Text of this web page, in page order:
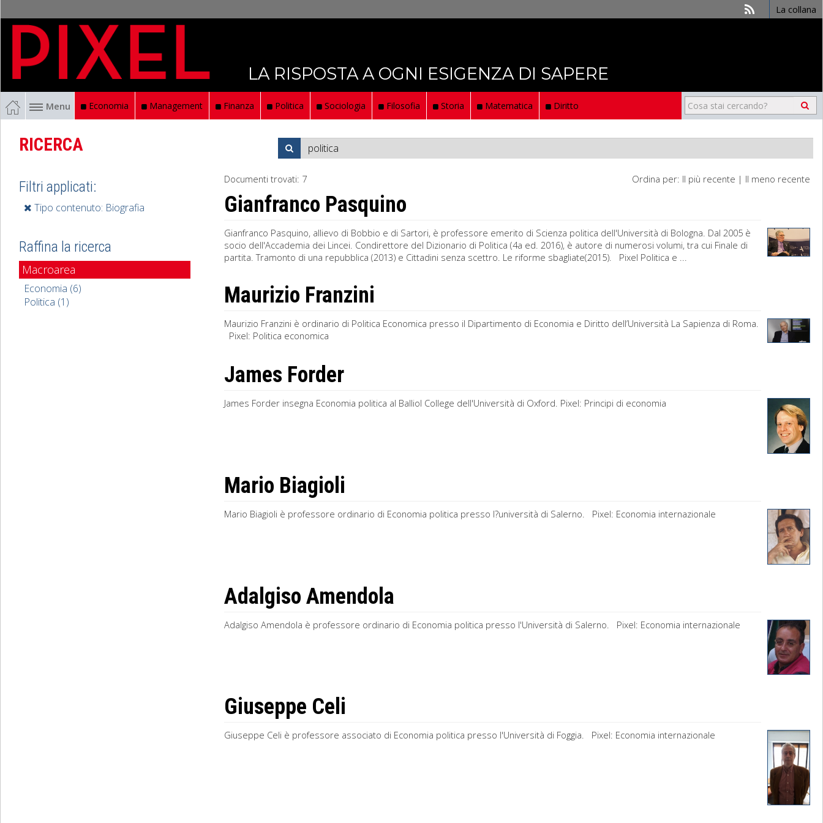
La collana
LA RISPOSTA A OGNI ESIGENZA DI SAPERE
Menu Economia Management Finanza Politica Sociologia Filosofia Storia Matematica Diritto
RICERCA
Ordina per: Il più recente | Il meno recente
Documenti trovati: 7
Gianfranco Pasquino
Gianfranco Pasquino, allievo di Bobbio e di Sartori, è professore emerito di Scienza politica dell'Università di Bologna. Dal 2005 è
socio dell'Accademia dei Lincei. Condirettore del Dizionario di Politica (4a ed. 2016), è autore di numerosi volumi, tra cui Finale di
partita. Tramonto di una repubblica (2013) e Cittadini senza scettro. Le riforme sbagliate(2015). Pixel Politica e ...
Maurizio Franzini
Maurizio Franzini è ordinario di Politica Economica presso il Dipartimento di Economia e Diritto dell’Università La Sapienza di Roma.
Pixel: Politica economica
James Forder
James Forder insegna Economia politica al Balliol College dell'Università di Oxford. Pixel: Principi di economia
Mario Biagioli
Mario Biagioli è professore ordinario di Economia politica presso l?università di Salerno. Pixel: Economia internazionale
Adalgiso Amendola
Adalgiso Amendola è professore ordinario di Economia politica presso l'Università di Salerno. Pixel: Economia internazionale
Giuseppe Celi
Giuseppe Celi è professore associato di Economia politica presso l'Università di Foggia. Pixel: Economia internazionale
Filtri applicati:
Tipo contenuto: Biografia
Raffina la ricerca
Macroarea
Economia (6)
Politica (1)